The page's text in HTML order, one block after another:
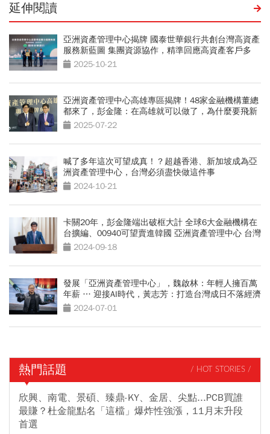
延伸閱讀
亞洲資產管理中心揭牌 國泰世華銀行共創台灣高資產
服務新藍圖 集團資源協作，精準回應高資產客戶多
元、國際化需求
2025-10-21
亞洲資產管理中心高雄專區揭牌！48家金融機構董總
都來了，彭金隆：在高雄就可以做了，為什麼要飛新
加坡？
2025-07-22
喊了多年這次可望成真！？超越香港、新加坡成為亞
洲資產管理中心，台灣必須盡快做這件事
2024-10-21
卡關20年，彭金隆端出破框大計 全球6大金融機構在
台擴編、00940可望賣進韓國 亞洲資產管理中心 台灣
行不行
2024-09-18
發展「亞洲資產管理中心」，魏啟林：年輕人擁百萬
年薪 … 迎接AI時代，黃志芳：打造台灣成日不落經濟
強權2024-07-01
熱門話題 / HOT STORIES /
欣興、南電、景碩、臻鼎-KY、金居、尖點...PCB買誰
最賺？杜金龍點名「這檔」爆炸性強漲，11月末升段
首選